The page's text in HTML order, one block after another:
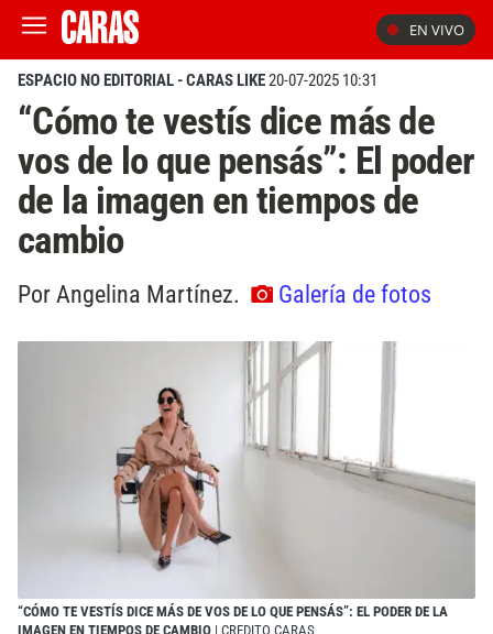
EN VIVO
ESPACIO NO EDITORIAL - CARAS LIKE20-07-2025 10:31
“Cómo te vestís dice más de
vos de lo que pensás”: El poder
de la imagen en tiempos de
cambio
Por Angelina Martínez. Galería de fotos
“CÓMO TE VESTÍS DICE MÁS DE VOS DE LO QUE PENSÁS”: EL PODER DE LA
IMAGEN EN TIEMPOS DE CAMBIO | CREDITO CARAS